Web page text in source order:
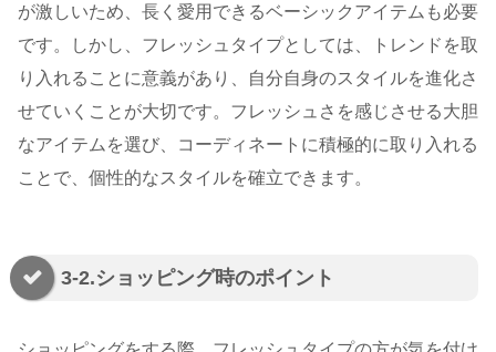
が激しいため、長く愛用できるベーシックアイテムも必要
です。しかし、フレッシュタイプとしては、トレンドを取
り入れることに意義があり、自分自身のスタイルを進化さ
せていくことが大切です。フレッシュさを感じさせる大胆
なアイテムを選び、コーディネートに積極的に取り入れる
ことで、個性的なスタイルを確立できます。
3-2.ショッピング時のポイント